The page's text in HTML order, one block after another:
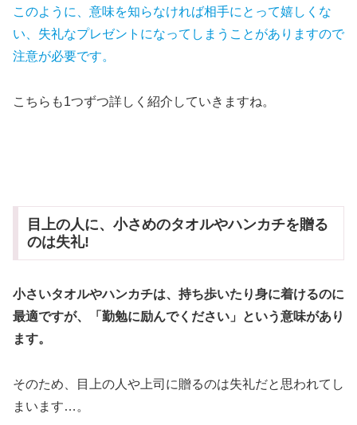
このように、意味を知らなければ相手にとって嬉しくな
い、失礼なプレゼントになってしまうことがありますので
注意が必要です。
こちらも1つずつ詳しく紹介していきますね。
目上の人に、小さめのタオルやハンカチを贈る
のは失礼!
小さいタオルやハンカチは、持ち歩いたり身に着けるのに
最適ですが、「勤勉に励んでください」という意味があり
ます。
そのため、目上の人や上司に贈るのは失礼だと思われてし
まいます…。